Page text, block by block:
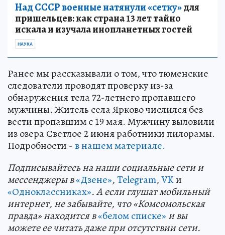
Над СССР военные натянули «сетку»для
пришельцев: как страна 13 лет тайно
искала и изучала инопланетных гостей
НАУКА
Ранее мы рассказывали о том, что тюменские
следователи проводят проверку из-за
обнаружения тела 72-летнего пропавшего
мужчины. Житель села Ярково числился без
вести пропавшим с 19 мая. Мужчину выловили
из озера Светлое 2 июня работники пилорамы.
Подробности -в нашем материале.
Подписывайтесь на наши социальные сети и
мессенджеры в«Дзене»,Telegram,VKи
«Одноклассниках». А если глушат мобильный
интернет, не забывайте, что «Комсомольская
правда» находится в«белом списке» и вы
можете ее читать даже при отсутствии сети.